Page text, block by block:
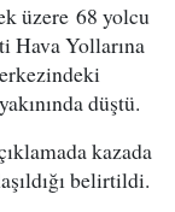
üzere 68 yolcu
Hava Yollarına
düştü.
kazada
belirtildi.